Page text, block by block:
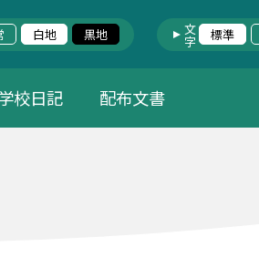
白地 黒地 文字 標準
校日記 配布文書